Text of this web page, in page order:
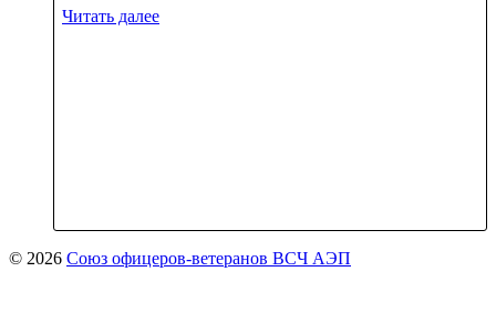
Читать далее
© 2026 Союз офицеров-ветеранов ВСЧ АЭП